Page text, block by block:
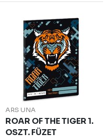
ARS UNA
ROAR OF THE TIGER 1.
OSZT. FÜZET